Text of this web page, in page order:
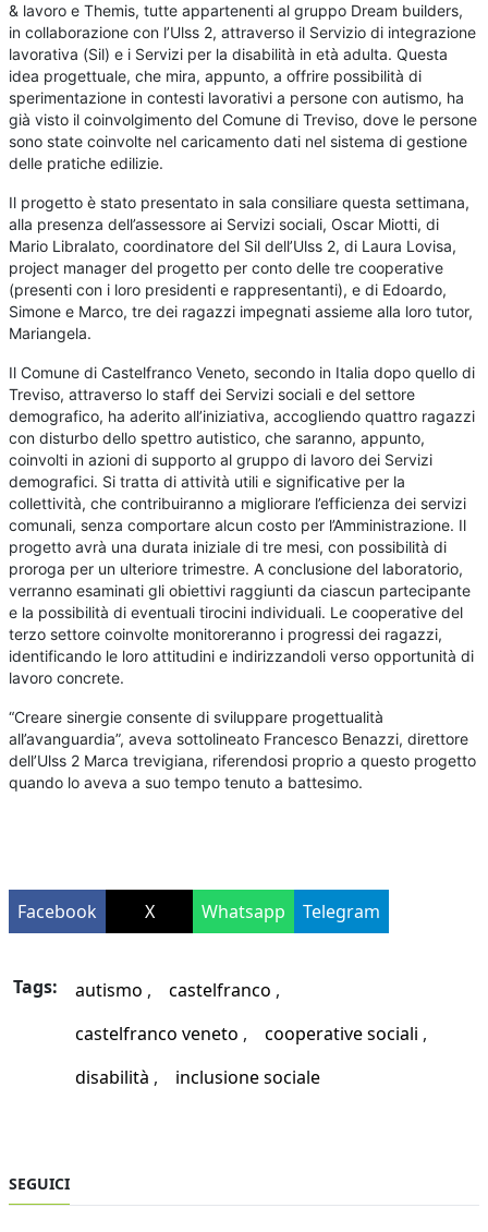
& lavoro e Themis, tutte appartenenti al gruppo Dream builders,
in collaborazione con l’Ulss 2, attraverso il Servizio di integrazione
lavorativa (Sil) e i Servizi per la disabilità in età adulta. Questa
idea progettuale, che mira, appunto, a offrire possibilità di
sperimentazione in contesti lavorativi a persone con autismo, ha
già visto il coinvolgimento del Comune di Treviso, dove le persone
sono state coinvolte nel caricamento dati nel sistema di gestione
delle pratiche edilizie.
Il progetto è stato presentato in sala consiliare questa settimana,
alla presenza dell’assessore ai Servizi sociali, Oscar Miotti, di
Mario Libralato, coordinatore del Sil dell’Ulss 2, di Laura Lovisa,
project manager del progetto per conto delle tre cooperative
(presenti con i loro presidenti e rappresentanti), e di Edoardo,
Simone e Marco, tre dei ragazzi impegnati assieme alla loro tutor,
Mariangela.
Il Comune di Castelfranco Veneto, secondo in Italia dopo quello di
Treviso, attraverso lo staff dei Servizi sociali e del settore
demografico, ha aderito all’iniziativa, accogliendo quattro ragazzi
con disturbo dello spettro autistico, che saranno, appunto,
coinvolti in azioni di supporto al gruppo di lavoro dei Servizi
demografici. Si tratta di attività utili e significative per la
collettività, che contribuiranno a migliorare l’efficienza dei servizi
comunali, senza comportare alcun costo per l’Amministrazione. Il
progetto avrà una durata iniziale di tre mesi, con possibilità di
proroga per un ulteriore trimestre. A conclusione del laboratorio,
verranno esaminati gli obiettivi raggiunti da ciascun partecipante
e la possibilità di eventuali tirocini individuali. Le cooperative del
terzo settore coinvolte monitoreranno i progressi dei ragazzi,
identificando le loro attitudini e indirizzandoli verso opportunità di
lavoro concrete.
“Creare sinergie consente di sviluppare progettualità
all’avanguardia”, aveva sottolineato Francesco Benazzi, direttore
dell’Ulss 2 Marca trevigiana, riferendosi proprio a questo progetto
quando lo aveva a suo tempo tenuto a battesimo.
Facebook X Whatsapp Telegram
Tags: autismo
castelfranco
castelfranco veneto
cooperative sociali
disabilità
inclusione sociale
SEGUICI